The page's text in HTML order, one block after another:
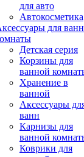
для авто
Автокосметика
для
Детская серия
Корзины для
ванной
Хранение в
ванной
Аксессуары
ванн
Карнизы для
ванной
Коврики для